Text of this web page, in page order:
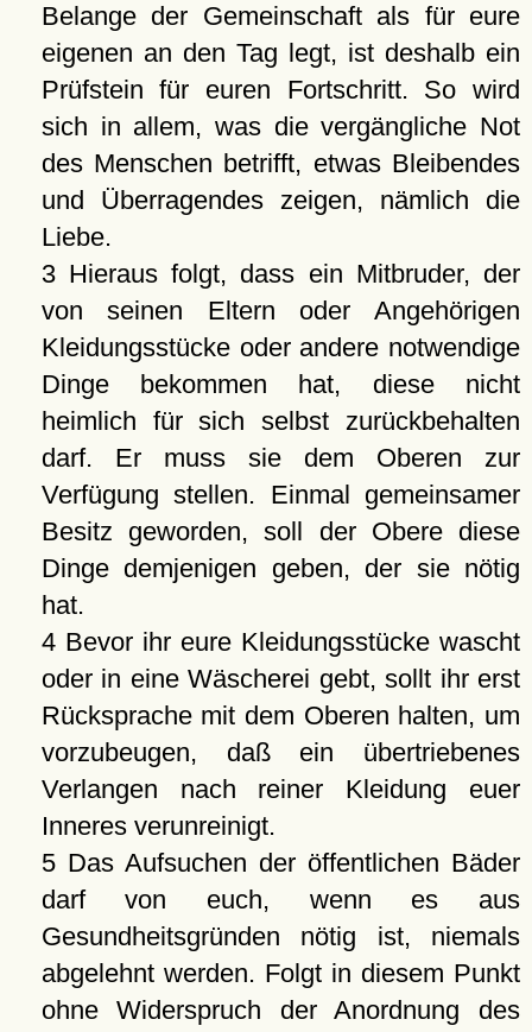
Belange der Gemeinschaft als für eure
eigenen an den Tag legt, ist deshalb ein
Prüfstein für euren Fortschritt. So wird
sich in allem, was die vergängliche Not
des Menschen betrifft, etwas Bleibendes
und Überragendes zeigen, nämlich die
Liebe.
3 Hieraus folgt, dass ein Mitbruder, der
von seinen Eltern oder Angehörigen
Kleidungsstücke oder andere notwendige
Dinge bekommen hat, diese nicht
heimlich für sich selbst zurückbehalten
darf. Er muss sie dem Oberen zur
Verfügung stellen. Einmal gemeinsamer
Besitz geworden, soll der Obere diese
Dinge demjenigen geben, der sie nötig
hat.
4 Bevor ihr eure Kleidungsstücke wascht
oder in eine Wäscherei gebt, sollt ihr erst
Rücksprache mit dem Oberen halten, um
vorzubeugen, daß ein übertriebenes
Verlangen nach reiner Kleidung euer
Inneres verunreinigt.
5 Das Aufsuchen der öffentlichen Bäder
darf von euch, wenn es aus
Gesundheitsgründen nötig ist, niemals
abgelehnt werden. Folgt in diesem Punkt
ohne Widerspruch der Anordnung des